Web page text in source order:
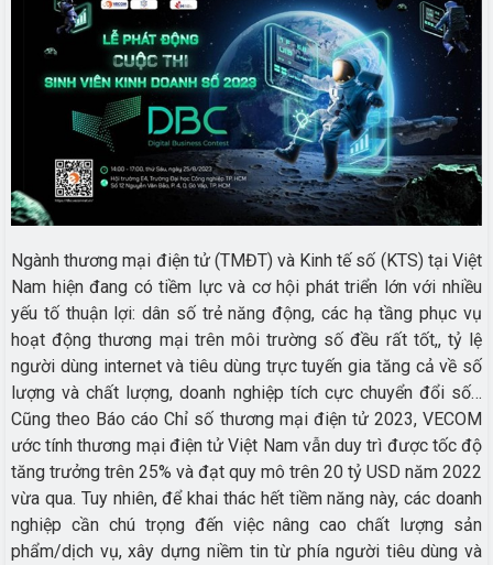
Ngành thương mại điện tử (TMĐT) và Kinh tế số (KTS) tại Việt
Nam hiện đang có tiềm lực và cơ hội phát triển lớn với nhiều
yếu tố thuận lợi: dân số trẻ năng động, các hạ tầng phục vụ
hoạt động thương mại trên môi trường số đều rất tốt,, tỷ lệ
người dùng internet và tiêu dùng trực tuyến gia tăng cả về số
lượng và chất lượng, doanh nghiệp tích cực chuyển đổi số…
Cũng theo Báo cáo Chỉ số thương mại điện tử 2023, VECOM
ước tính thương mại điện tử Việt Nam vẫn duy trì được tốc độ
tăng trưởng trên 25% và đạt quy mô trên 20 tỷ USD năm 2022
vừa qua. Tuy nhiên, để khai thác hết tiềm năng này, các doanh
nghiệp cần chú trọng đến việc nâng cao chất lượng sản
phẩm/dịch vụ, xây dựng niềm tin từ phía người tiêu dùng và